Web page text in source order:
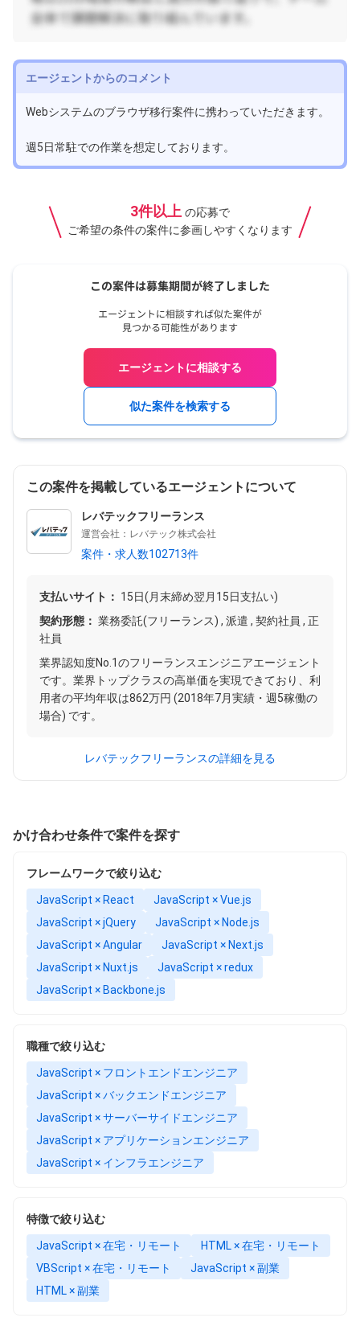
エージェントからのコメント
Webシステムのブラウザ移行案件に携わっていただきます。
週5日常駐での作業を想定しております。
3件以上 の応募で
ご希望の条件の案件に参画しやすくなります
エージェントに相談する
似た案件を検索する
この案件を掲載しているエージェントについて
レバテックフリーランス
運営会社：レバテック株式会社
案件・求人数102713件
支払いサイト： 15日(月末締め翌月15日支払い)
契約形態： 業務委託(フリーランス) , 派遣 , 契約社員 , 正
社員
業界認知度No.1のフリーランスエンジニアエージェント
です。業界トップクラスの高単価を実現できており、利
用者の平均年収は862万円 (2018年7月実績・週5稼働の
場合) です。
レバテックフリーランスの詳細を見る
かけ合わせ条件で案件を探す
フレームワークで絞り込む
JavaScript × React
JavaScript × Vue.js
JavaScript × jQuery
JavaScript × Node.js
JavaScript × Angular
JavaScript × Next.js
JavaScript × Nuxt.js
JavaScript × redux
JavaScript × Backbone.js
職種で絞り込む
JavaScript × フロントエンドエンジニア
JavaScript × バックエンドエンジニア
JavaScript × サーバーサイドエンジニア
JavaScript × アプリケーションエンジニア
JavaScript × インフラエンジニア
特徴で絞り込む
JavaScript × 在宅・リモート
HTML × 在宅・リモート
VBScript × 在宅・リモート
JavaScript × 副業
HTML × 副業